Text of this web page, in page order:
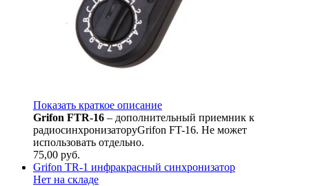
Показать краткое описание
Grifon FTR-16 – дополнительный приемник к
радиосинхронизаторуGrifon FT-16. Не может
использовать отдельно.
75,00 руб.
Grifon TR-1 инфракрасный синхронизатор
Нет на складе